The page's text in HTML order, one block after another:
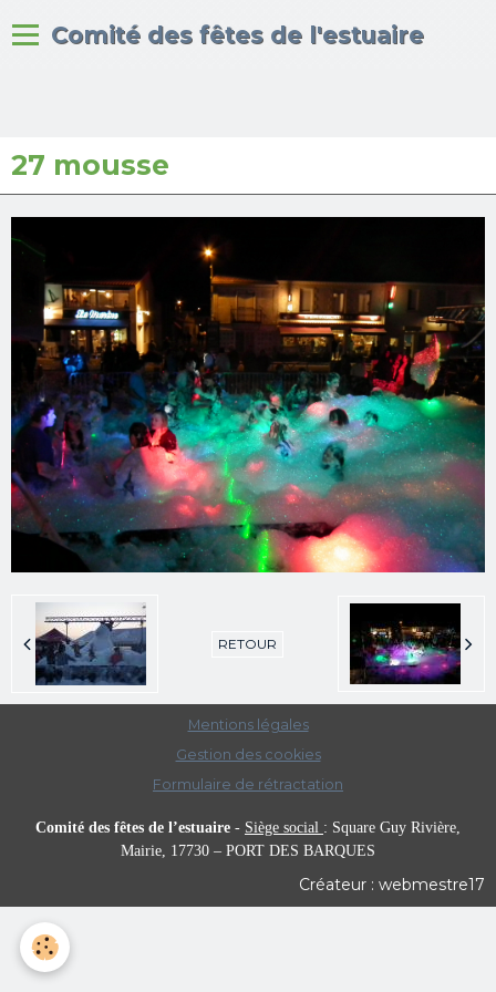
Comité des fêtes de l'estuaire
Accueil
27 mousse
RETOUR
Mentions légales
Gestion des cookies
Formulaire de rétractation
Comité des fêtes de l’estuaire - Siège social : Square Guy Rivière,
Mairie, 17730 – PORT DES BARQUES
Créateur : webmestre17